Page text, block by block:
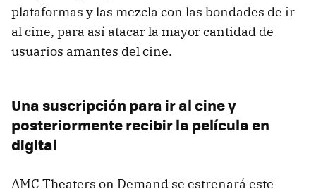
plataformas y las mezcla con las bondades de ir
al cine, para así atacar la mayor cantidad de
usuarios amantes del cine.
Una suscripción para ir al cine y
posteriormente recibir la película en
digital
AMC Theaters on Demand se estrenará este